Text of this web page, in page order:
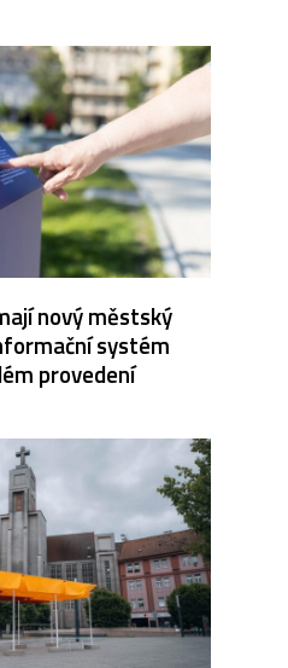
nový městský
systém
provedení